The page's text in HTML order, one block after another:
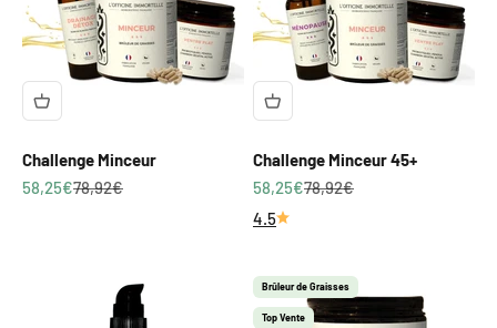
Challenge Minceur
Prix de vente
58,25€Prix normal
78,92€
Challenge Minceur 45+
Prix de vente
58,25€Prix normal
78,92€
4.5
Brûleur de Graisses
Top Vente